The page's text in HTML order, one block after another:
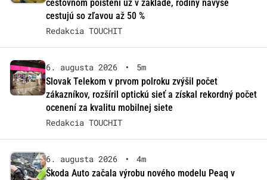
cestovnom poistení už v základe, rodiny navyše
cestujú so zľavou až 50 %
Redakcia TOUCHIT
6. augusta 2026 •
5m
Slovak Telekom v prvom polroku zvýšil počet
zákazníkov, rozšíril optickú sieť a získal rekordný počet
ocenení za kvalitu mobilnej siete
Redakcia TOUCHIT
6. augusta 2026 •
4m
Škoda Auto začala výrobu nového modelu Peaq v